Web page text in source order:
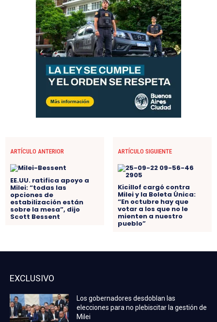
ARTÍCULO ANTERIOR
EE.UU. ratifica apoyo a
Milei: “todas las
opciones de
estabilización están
sobre la mesa”, dijo
Scott Bessent
ARTÍCULO SIGUIENTE
Kicillof cargó contra
Milei y la Boleta Única:
“En octubre hay que
votar a los que no le
mienten a nuestro
pueblo”
EXCLUSIVO
Los gobernadores desdoblan las
elecciones para no plebiscitar la gestión de
Milei